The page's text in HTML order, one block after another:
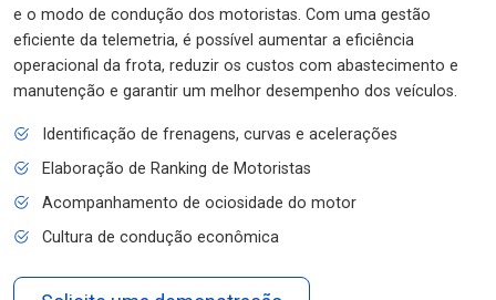
e o modo de condução dos motoristas. Com uma gestão
eficiente da telemetria, é possível aumentar a eficiência
operacional da frota, reduzir os custos com abastecimento e
manutenção e garantir um melhor desempenho dos veículos.
Identificação de frenagens, curvas e acelerações
Elaboração de Ranking de Motoristas
Acompanhamento de ociosidade do motor
Cultura de condução econômica